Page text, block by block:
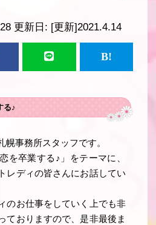
更新日: [更新]2021.4.14
る♪
幌事務所スタッフです。
を卒業する♪」をテーマに、
レディの皆さんにお話してい
のお仕事をしていく上でも非
ておりますので、是非最後ま